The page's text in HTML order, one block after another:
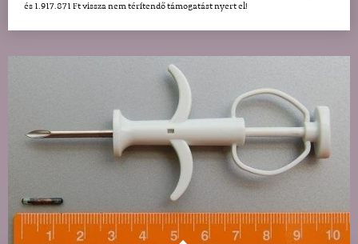
és 1.917.871 Ft vissza nem térítendő támogatást nyert el!